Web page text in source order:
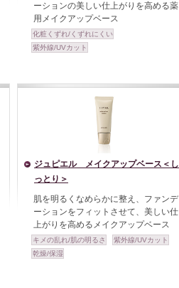
ーションの美しい仕上がりを高める薬
用メイクアップベース
化粧くずれ/くずれにくい
紫外線/UVカット
ジュピエル メイクアップベース＜し
っとり＞
肌を明るくなめらかに整え、ファンデ
ーションをフィットさせて、美しい仕
上がりを高めるメイクアップベース
キメの乱れ/肌の明るさ
紫外線/UVカット
乾燥/保湿